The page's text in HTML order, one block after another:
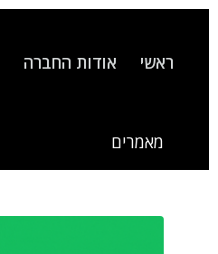
ראשי אודות החברה
מאמרים